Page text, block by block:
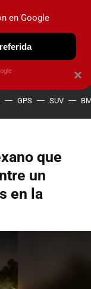
GPS SUV
que
un
en la
×
en Google